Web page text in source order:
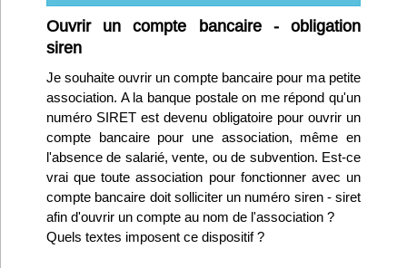
ServiceAsso
Partager
VieAsso
Infos
Divers
Ouvrir un compte bancaire - obligation
siren
Je souhaite ouvrir un compte bancaire pour ma petite
association. A la banque postale on me répond qu'un
numéro SIRET est devenu obligatoire pour ouvrir un
compte bancaire pour une association, même en
l'absence de salarié, vente, ou de subvention. Est-ce
vrai que toute association pour fonctionner avec un
compte bancaire doit solliciter un numéro siren - siret
afin d'ouvrir un compte au nom de l'association ?
Quels textes imposent ce dispositif ?